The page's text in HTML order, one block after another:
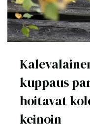
kuppaus
hoitavat
keinoin